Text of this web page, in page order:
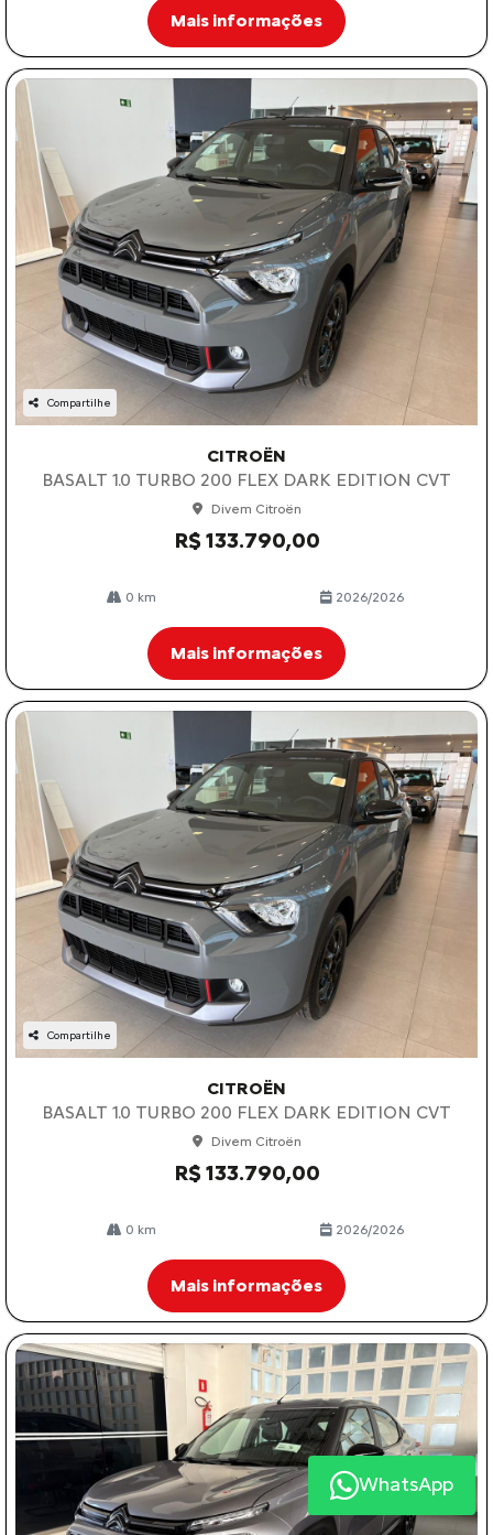
Mais informações
Compartilhe
CITROËN
BASALT 1.0 TURBO 200 FLEX DARK EDITION CVT
Divem Citroën
R$ 133.790,00
0 km 2026/2026
Mais informações
Compartilhe
CITROËN
BASALT 1.0 TURBO 200 FLEX DARK EDITION CVT
Divem Citroën
R$ 133.790,00
0 km 2026/2026
Mais informações
WhatsApp